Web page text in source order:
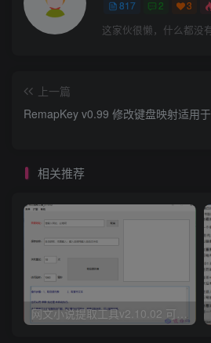
817 2 3
这家伙很懒，什么都没
上一篇
RemapKey v0.99 修改键盘映射适用
相关推荐
网文小说提取工具v2.10.02 可以自动下载小说 从此不再花钱看小说